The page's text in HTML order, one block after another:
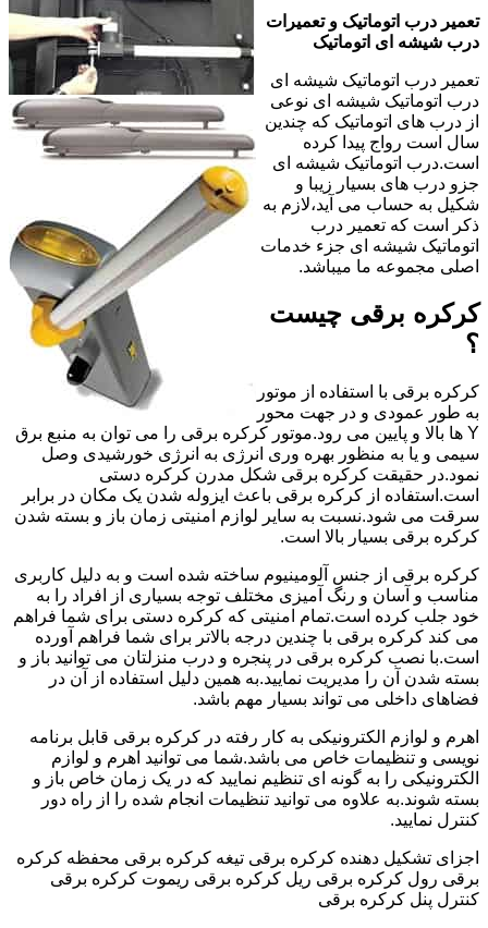
تعمیر درب اتوماتیک و تعمیرات
درب شیشه ای اتوماتیک
تعمیر درب اتوماتیک شیشه ای
درب اتوماتیک شیشه ای نوعی
از درب های اتوماتیک که چندین
سال است رواج پیدا کرده
است.درب اتوماتیک شیشه ای
جزو درب های بسیار زیبا و
شکیل به حساب می آید،لازم به
ذکر است که تعمیر درب
اتوماتیک شیشه ای جزء خدمات
اصلی مجموعه ما میباشد.
کرکره برقی چیست
؟
کرکره برقی با استفاده از موتور
به طور عمودی و در جهت محور
Y ها بالا و پایین می رود.موتور کرکره برقی را می توان به منبع برق
سیمی و یا به منظور بهره وری انرژی به انرژی خورشیدی وصل
نمود.در حقیقت کرکره برقی شکل مدرن کرکره دستی
است.استفاده از کرکره برقی باعث ایزوله شدن یک مکان در برابر
سرقت می شود.نسبت به سایر لوازم امنیتی زمان باز و بسته شدن
کرکره برقی بسیار بالا است.
کرکره برقی از جنس آلومینیوم ساخته شده است و به دلیل کاربری
مناسب و آسان و رنگ آمیزی مختلف توجه بسیاری از افراد را به
خود جلب کرده است.تمام امنیتی که کرکره دستی برای شما فراهم
می کند کرکره برقی با چندین درجه بالاتر برای شما فراهم آورده
است.با نصب کرکره برقی در پنجره و درب منزلتان می توانید باز و
بسته شدن آن را مدیریت نمایید.به همین دلیل استفاده از آن در
فضاهای داخلی می تواند بسیار مهم باشد.
اهرم و لوازم الکترونیکی به کار رفته در کرکره برقی قابل برنامه
نویسی و تنظیمات خاص می باشد.شما می توانید اهرم و لوازم
الکترونیکی را به گونه ای تنظیم نمایید که در یک زمان خاص باز و
بسته شوند.به علاوه می توانید تنظیمات انجام شده را از راه دور
کنترل نمایید.
اجزای تشکیل دهنده کرکره برقی تیغه کرکره برقی محفظه کرکره
برقی رول کرکره برقی ریل کرکره برقی ریموت کرکره برقی
کنترل پنل کرکره برقی